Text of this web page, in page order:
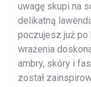
uwagę skupi na
delikatną
poczujesz już po
wrażenia
ambry, skóry i
został